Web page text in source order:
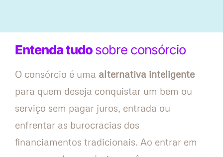
Entenda tudosobre consórcio
O consórcio é uma alternativa inteligente
para quem deseja conquistar um bem ou
serviço sem pagar juros, entrada ou
enfrentar as burocracias dos
financiamentos tradicionais. Ao entrar em